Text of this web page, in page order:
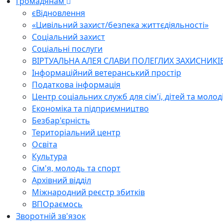
єВідновлення
«Цивільний захист/безпека життєдіяльності»
Соціальний захист
Соціальні послуги
ВІРТУАЛЬНА АЛЕЯ СЛАВИ ПОЛЕГЛИХ
Інформаційний ветеранський простір
Податкова інформація
Центр соціальних служб для сім'ї, дітей та
Економіка та підприємництво
Безбар'єрність
Територіальний центр
Освіта
Культура
Сім'я, молодь та спорт
Архівний відділ
Міжнародний реєстр збитків
ВПОраємось
Зворотній зв'язок